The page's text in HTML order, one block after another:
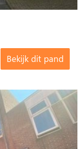
Bekijk dit pand